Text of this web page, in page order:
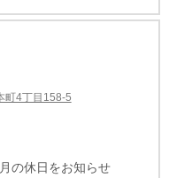
町4丁目158-5
の休日をお知らせ